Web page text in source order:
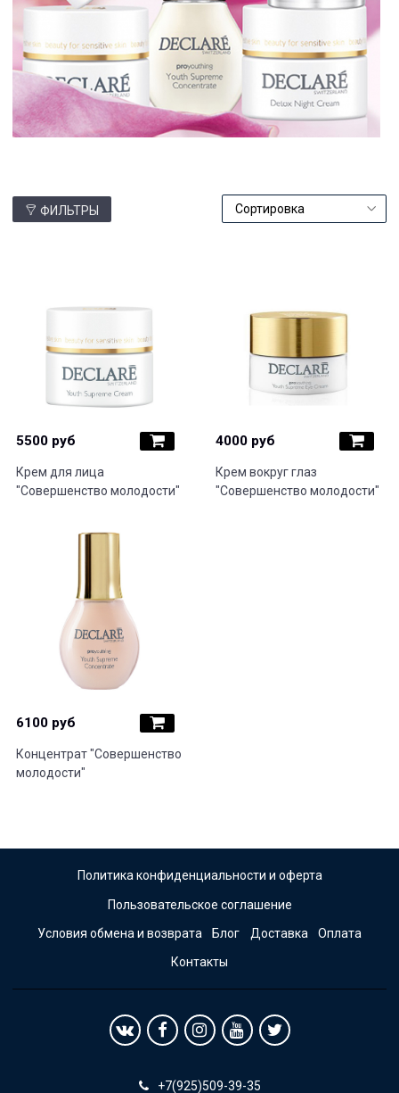
ФИЛЬТРЫ
5500 руб
Крем для лица
"Совершенство молодости"
4000 руб
Крем вокруг глаз
"Совершенство молодости"
6100 руб
Концентрат "Совершенство
молодости"
Политика конфиденциальности и оферта
Пользовательское соглашение
Условия обмена и возврата Блог Доставка Оплата
Контакты
+7(925)509-39-35